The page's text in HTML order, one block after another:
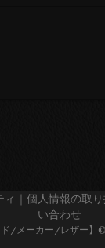
ィ ｜ 個人情報の取
い合わせ
ド/メーカー/レザー